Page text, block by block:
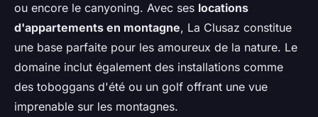
ou encore le canyoning. Avec ses locations
d'appartements en montagne, La Clusaz constitue
une base parfaite pour les amoureux de la nature. Le
domaine inclut également des installations comme
des toboggans d'été ou un golf offrant une vue
imprenable sur les montagnes.